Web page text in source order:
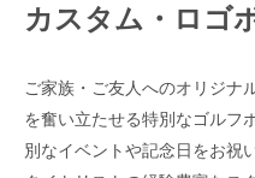
カスタム・ロゴ
ご家族・ご友人へのオリジナ
を奮い立たせる特別なゴルフ
別なイベントや記念日をお祝